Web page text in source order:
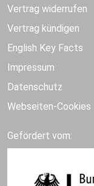
Vertrag widerrufen
Vertrag kündigen
English Key Facts
Impressum
Datenschutz
Webseiten-Cookies
Gefördert vom: